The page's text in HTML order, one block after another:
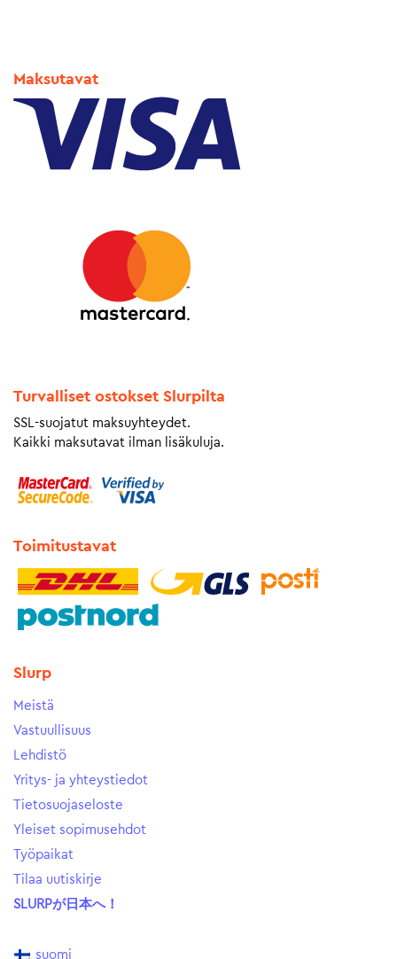
Maksutavat
Turvalliset ostokset Slurpilta
SSL-suojatut maksuyhteydet.
Kaikki maksutavat ilman lisäkuluja.
Toimitustavat
Slurp
Meistä
Vastuullisuus
Lehdistö
Yritys- ja yhteystiedot
Tietosuojaseloste
Yleiset sopimusehdot
Työpaikat
Tilaa uutiskirje
SLURPが日本へ！
suomi